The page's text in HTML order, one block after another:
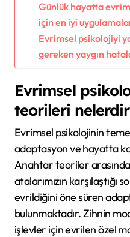
Günlük hayatta
için en iyi
Evrimsel psikolojiyi
gereken yaygın
Evrimsel
teorileri
Evrimsel psikolojinin
adaptasyon ve hayatta
Anahtar teoriler
atalarımızın karşılaştığı
evrildiğini öne süren
bulunmaktadır. Zihnin
işlevler için evrilen özel